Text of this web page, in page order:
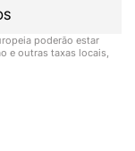
poderão estar
e outras taxas locais,